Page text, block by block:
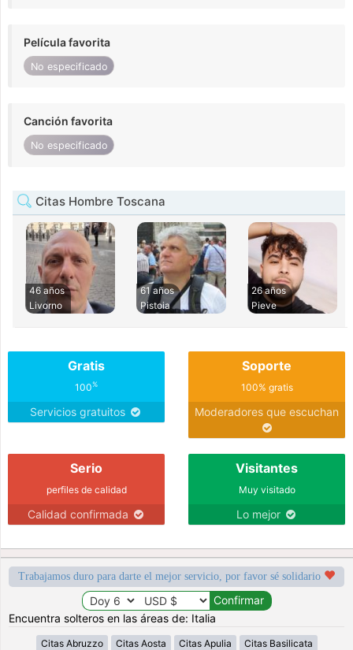
Película favorita
No especificado
Canción favorita
No especificado
Citas Hombre Toscana
46 años
Livorno
61 años
Pistoia
26 años
Pieve
Gratis
100%
Servicios gratuitos
Soporte
100% gratis
Moderadores que escuchan
Serio
perfiles de calidad
Calidad confirmada
Visitantes
Muy visitado
Lo mejor
Trabajamos duro para darte el mejor servicio, por favor sé solidario
Encuentra solteros en las áreas de: Italia
Citas Abruzzo Citas Aosta Citas Apulia Citas Basilicata